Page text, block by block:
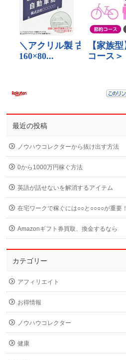
最近の投稿
ノウハウコレクターから抜け出す方法
0から1000万円稼ぐ方法
英語が話せないを解消するアイテム
在宅ワークで稼ぐには○○と○○○○が重要！
Amazonギフト券買取、換金するなら
カテゴリー
アフィリエイト
お得情報
ノウハウコレクター
健康